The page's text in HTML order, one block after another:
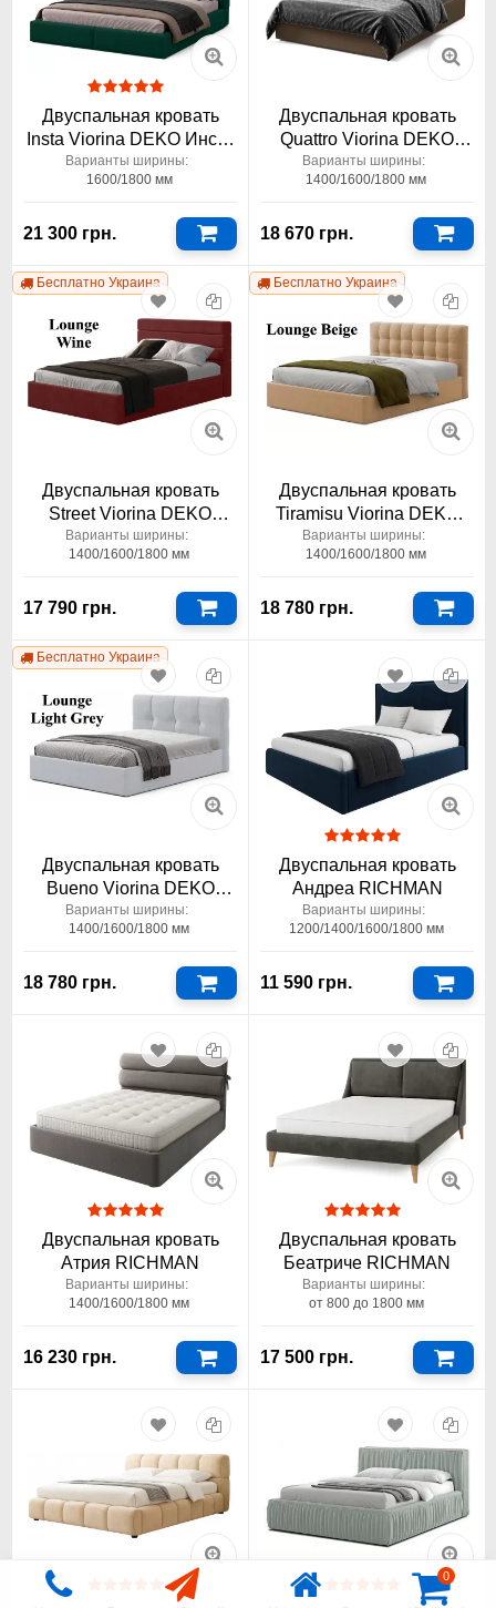
Двуспальная кровать
Insta Viorina DEKO Инста
1600-1800x2000
Варианты ширины:
1600/1800 мм
21 300 грн.
Двуспальная кровать
Quattro Viorina DEKO
Кватро
1400/1600/1800x2000
Варианты ширины:
1400/1600/1800 мм
18 670 грн.
Бесплатно Украина
Двуспальная кровать
Street Viorina DEKO
Стрит
1400/1600/1800x2000
Варианты ширины:
1400/1600/1800 мм
17 790 грн.
Бесплатно Украина
Двуспальная кровать
Tiramisu Viorina DEKO
Тирамису
1400/1600/1800x2000
Варианты ширины:
1400/1600/1800 мм
18 780 грн.
Бесплатно Украина
Двуспальная кровать
Bueno Viorina DEKO
Буэно
1400/1600/1800x2000
Варианты ширины:
1400/1600/1800 мм
18 780 грн.
Двуспальная кровать
Андреа RICHMAN
Варианты ширины:
1200/1400/1600/1800 мм
11 590 грн.
Двуспальная кровать
Атрия RICHMAN
Варианты ширины:
1400/1600/1800 мм
16 230 грн.
Двуспальная кровать
Беатриче RICHMAN
Варианты ширины:
от 800 до 1800 мм
17 500 грн.
0